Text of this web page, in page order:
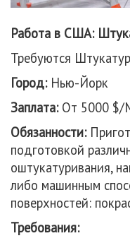
Работа в США:
Требуются
Город:Нью-Йорк
Заплата:От 5000 $/
Обязанности:
подготовкой
оштукатуривания,
либо машинным
поверхностей:
Требования: